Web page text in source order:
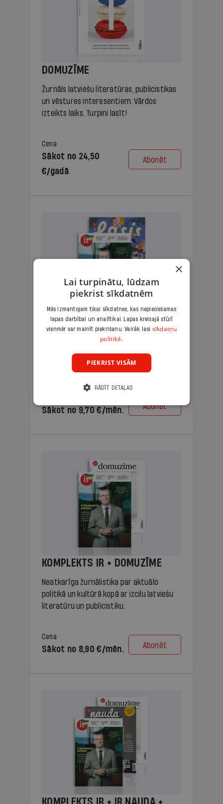
DOMUZĪME
Žurnāls latviešu literatūras, publicistikas
un vēstures interesentiem. Vārdos
izteikts laiks. Turpini lasīt!
Cena
Sākot no 24,50
€/gadā
Abonēt
KOMPLEKTS IR + LASIS
Ģimenes komplekts – aizraujošs
lasāmžurnāls bērniem un analītiska
lasāmviela vecākiem.
Sākot no 9,70 €/mēn. Abonēt
KOMPLEKTS IR + DOMUZĪME
Neatkarīga žurnālistika par aktuālo
politikā un kultūrā kopā ar izcilu latviešu
literatūru un publicistiku.
Cena
Sākot no 8,90 €/mēn. Abonēt
×
Lai turpinātu, lūdzam
piekrist sīkdatnēm
Mēs izmantojam tikai sīkdatnes, kas nepieciešamas
lapas darbībai un analītikai. Lapas kreisajā stūrī
vienmēr var mainīt piekrišanu. Vairāk lasi sīkdatņu
politikā.
PIEKRIST VISĀM
RĀDĪT DETAĻAS